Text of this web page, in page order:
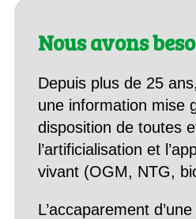
Nous avons
Depuis plus de 25
une information mise
disposition de toutes
l’artificialisation et
vivant (OGM, NTG,
L’accaparement